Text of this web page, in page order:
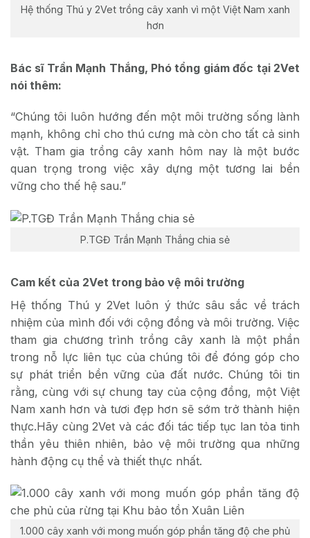
Hệ thống Thú y 2Vet trồng cây xanh vì một Việt Nam xanh
hơn
Bác sĩ Trần Mạnh Thắng, Phó tổng giám đốc tại 2Vet
nói thêm:
“Chúng tôi luôn hướng đến một môi trường sống lành
mạnh, không chỉ cho thú cưng mà còn cho tất cả sinh
vật. Tham gia trồng cây xanh hôm nay là một bước
quan trọng trong việc xây dựng một tương lai bền
vững cho thế hệ sau.”
P.TGĐ Trần Mạnh Thắng chia sẻ
Cam kết của 2Vet trong bảo vệ môi trường
Hệ thống Thú y 2Vet luôn ý thức sâu sắc về trách
nhiệm của mình đối với cộng đồng và môi trường. Việc
tham gia chương trình trồng cây xanh là một phần
trong nỗ lực liên tục của chúng tôi để đóng góp cho
sự phát triển bền vững của đất nước. Chúng tôi tin
rằng, cùng với sự chung tay của cộng đồng, một Việt
Nam xanh hơn và tươi đẹp hơn sẽ sớm trở thành hiện
thực.Hãy cùng 2Vet và các đối tác tiếp tục lan tỏa tinh
thần yêu thiên nhiên, bảo vệ môi trường qua những
hành động cụ thể và thiết thực nhất.
1.000 cây xanh với mong muốn góp phần tăng độ che phủ